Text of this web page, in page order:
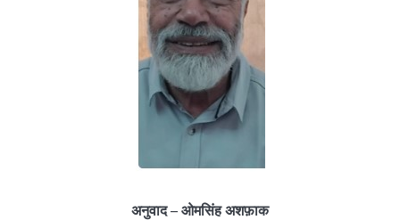
अनुवाद – ओमसिंह अशफ़ाक